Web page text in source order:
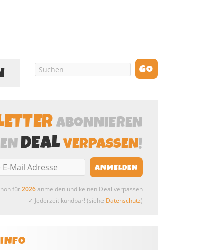
ABONNIEREN
DEALVERPASSEN!
für2026anmelden und keinen Deal verpassen
✓ Jederzeit kündbar! (siehe Datenschutz)
INFO